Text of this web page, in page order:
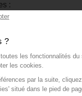
:
: Gourmets
cocktail de clôture : Par
: Le mixologiste
sur mesure
navette : BA prestige
et réunions
dans un cadre
?
les fonctionnalités
les cookies.
par la suite,
situé dans le pied de